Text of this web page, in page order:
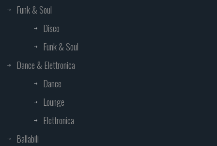
Funk & Soul
Disco
Funk & Soul
Dance & Elettronica
Dance
Lounge
Elettronica
Ballabili